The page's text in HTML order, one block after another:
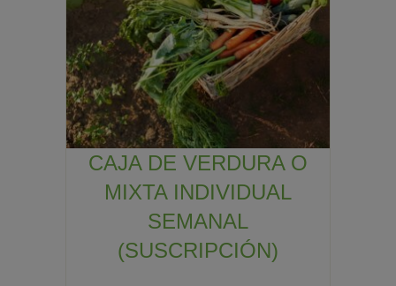
CAJA DE VERDURA O
MIXTA INDIVIDUAL
SEMANAL
(SUSCRIPCIÓN)